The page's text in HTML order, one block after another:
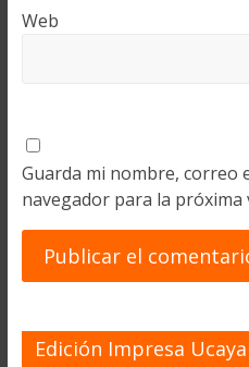
Web
Guarda mi nombre, correo
navegador para la próxima
Edición Impresa